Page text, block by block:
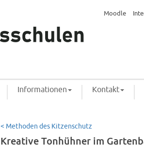
Moodle
Informationen Kontakt
< Methoden des Kitzenschutz
Kreative Tonhühner im